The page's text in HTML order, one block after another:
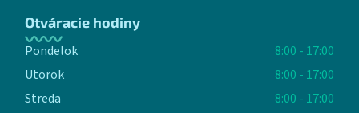
Otváracie hodiny
Pondelok
8:00 - 17:00
Utorok
8:00 - 17:00
Streda
8:00 - 17:00